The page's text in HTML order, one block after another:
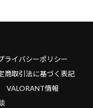
ライバシーポリシー
商取引法に基づく表記
VALORANT情報